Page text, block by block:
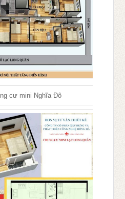
cư mini Nghĩa Đô